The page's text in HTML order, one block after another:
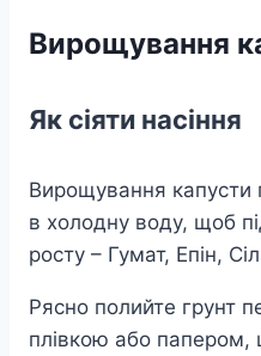
Вирощування
Як сіяти насіння
Вирощування капусти
в холодну воду, щоб
росту – Гумат, Епін,
Рясно полийте грунт
плівкою або папером,